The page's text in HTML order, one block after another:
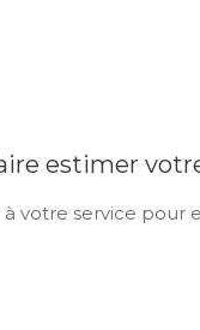
estimer
votre service pour